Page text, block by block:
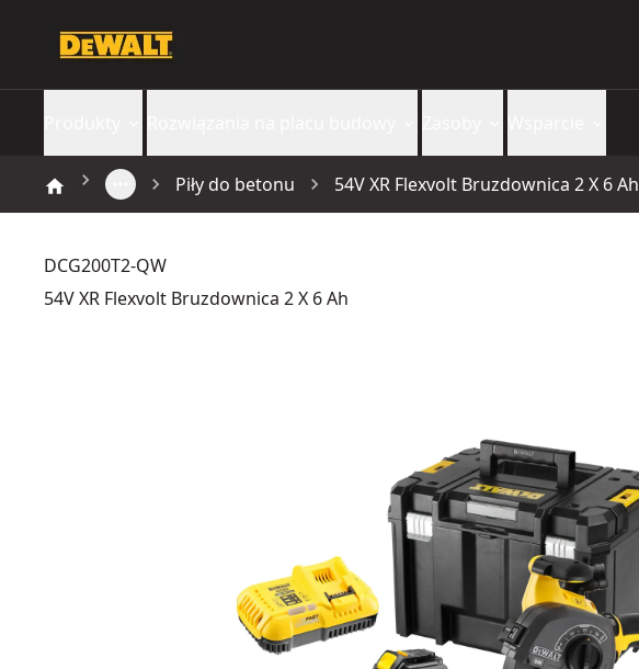
Piły do betonu 54V XR Flexvolt Bruzdownica 2 X 6 Ah
DCG200T2-QW
54V XR Flexvolt Bruzdownica 2 X 6 Ah